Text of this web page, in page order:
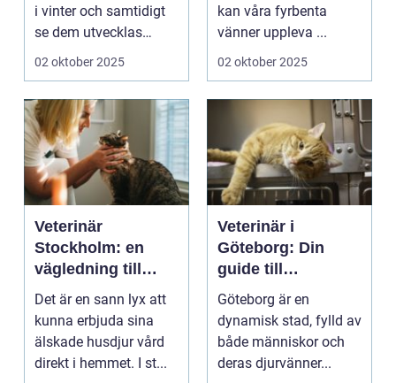
i vinter och samtidigt
se dem utvecklas
p&a...
02 oktober 2025
kan våra fyrbenta
vänner uppleva ...
02 oktober 2025
Veterinär
Stockholm: en
vägledning till
vård i hemmiljö
Det är en sann lyx att
kunna erbjuda sina
älskade husdjur vård
direkt i hemmet. I st...
Veterinär i
Göteborg: Din
guide till
djursjukvård
Göteborg är en
dynamisk stad, fylld av
både människor och
deras djurvänner...